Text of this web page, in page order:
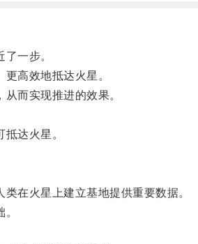
一步。
高效地抵达火星。
而实现推进的效果。
达火星。
在火星上建立基地提供重要数据。